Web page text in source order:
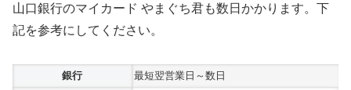
山口銀行のマイカード やまぐち君も数日かかります。下
記を参考にしてください。
銀行
最短翌営業日～数日